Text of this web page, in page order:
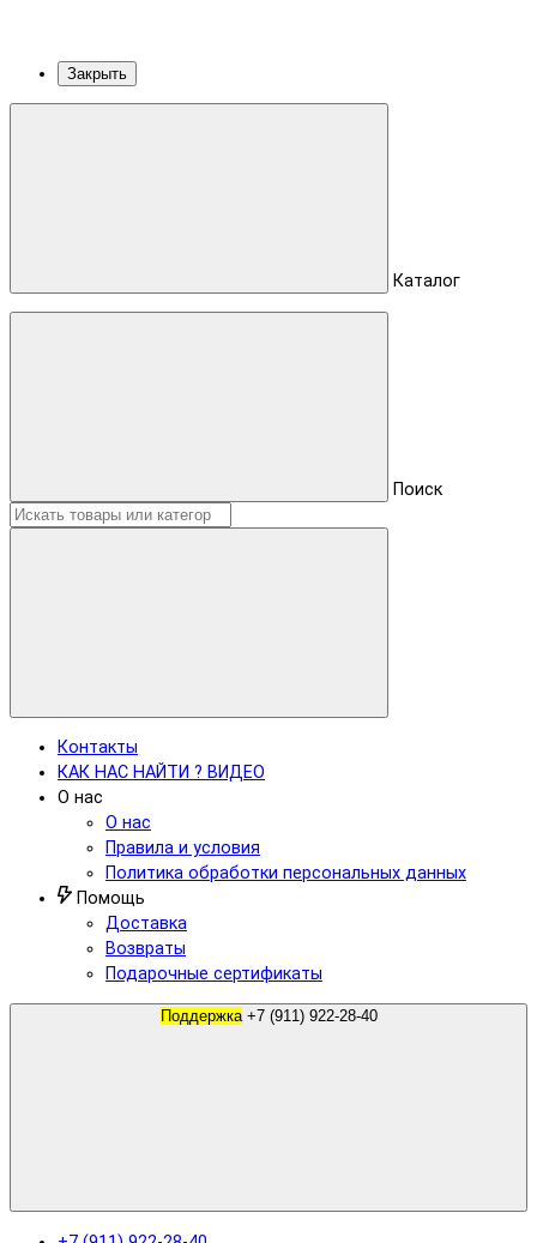
Закрыть
Каталог
Поиск
Контакты
КАК НАС НАЙТИ ? ВИДЕО
О нас
О нас
Правила и условия
Политика обработки персональных данных
Помощь
Доставка
Возвраты
Подарочные сертификаты
Поддержка +7 (911) 922-28-40